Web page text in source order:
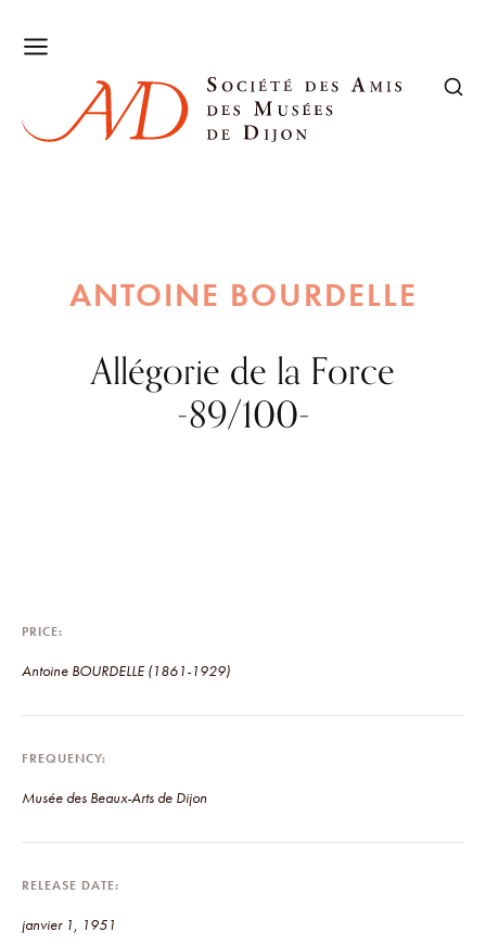
ANTOINE BOURDELLE
Allégorie de la Force
-89/100-
PRICE
Antoine BOURDELLE (1861-1929)
FREQUENCY
Musée des Beaux-Arts de Dijon
RELEASE DATE
janvier 1, 1951